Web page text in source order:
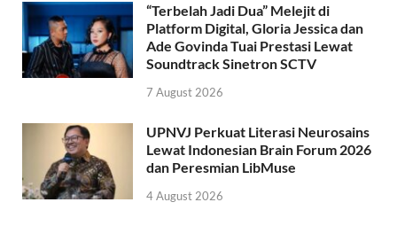
“Terbelah Jadi Dua” Melejit di
Platform Digital, Gloria Jessica dan
Ade Govinda Tuai Prestasi Lewat
Soundtrack Sinetron SCTV
7 August 2026
UPNVJ Perkuat Literasi Neurosains
Lewat Indonesian Brain Forum 2026
dan Peresmian LibMuse
4 August 2026